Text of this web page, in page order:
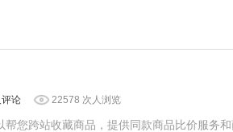
他的购物商城（如京东、拍拍等）并
价插件，由于图片搜索技术搜索到的
论 22578 次人浏览
帮您跨站收藏商品，提供同款商品比价服务和